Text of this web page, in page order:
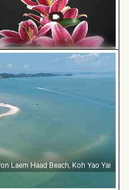
von blühenden rosa Lilien
Beach, Koh Yao Yai
Laem Haad Beach, Koh Yao Yai